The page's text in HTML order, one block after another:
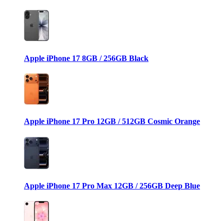
Apple iPhone 17 8GB / 256GB Black
Apple iPhone 17 Pro 12GB / 512GB Cosmic Orange
Apple iPhone 17 Pro Max 12GB / 256GB Deep Blue